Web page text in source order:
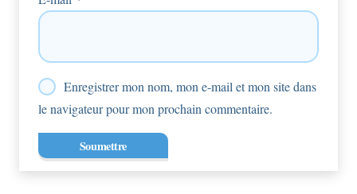
Enregistrer mon nom, mon e-mail et mon site dans
le navigateur pour mon prochain commentaire.